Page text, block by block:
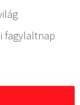
fagylaltnap